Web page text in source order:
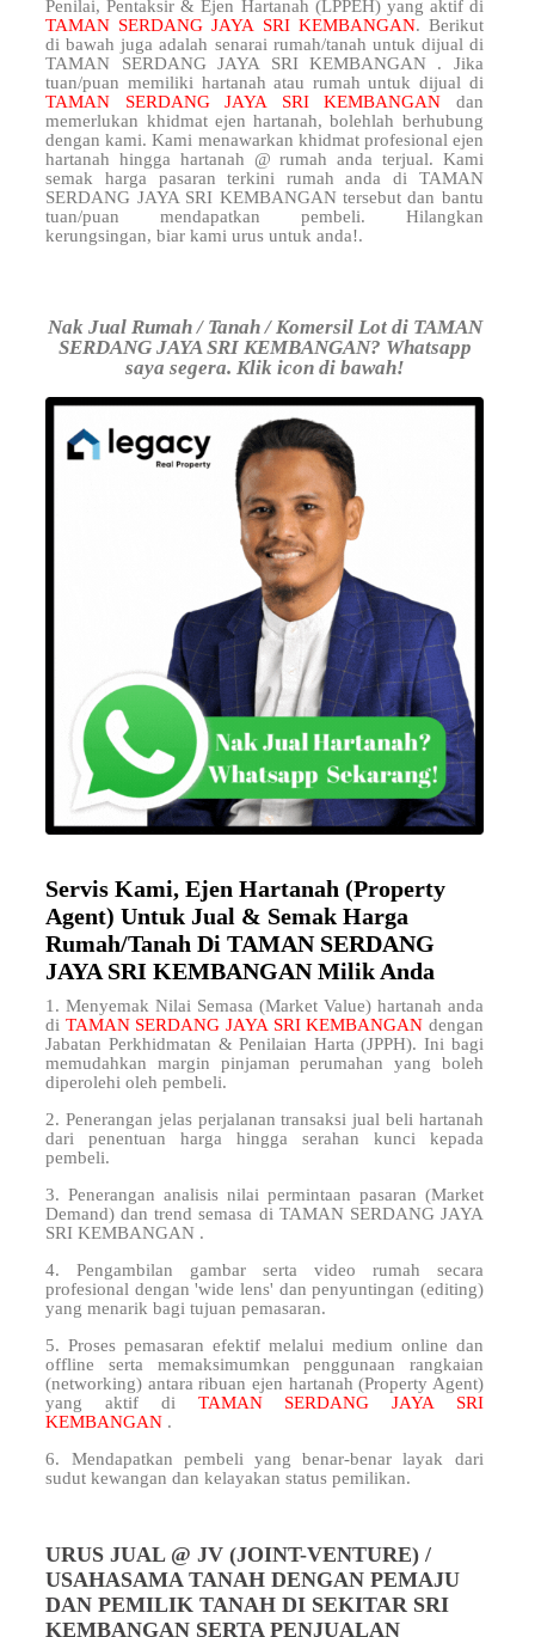
Penilai, Pentaksir & Ejen Hartanah (LPPEH) yang aktif di
TAMAN SERDANG JAYA SRI KEMBANGAN. Berikut
di bawah juga adalah senarai rumah/tanah untuk dijual di
TAMAN SERDANG JAYA SRI KEMBANGAN . Jika
tuan/puan memiliki hartanah atau rumah untuk dijual di
TAMAN SERDANG JAYA SRI KEMBANGAN dan
memerlukan khidmat ejen hartanah, bolehlah berhubung
dengan kami. Kami menawarkan khidmat profesional ejen
hartanah hingga hartanah @ rumah anda terjual. Kami
semak harga pasaran terkini rumah anda di TAMAN
SERDANG JAYA SRI KEMBANGAN tersebut dan bantu
tuan/puan mendapatkan pembeli. Hilangkan
kerungsingan, biar kami urus untuk anda!.
Nak Jual Rumah / Tanah / Komersil Lot di TAMAN
SERDANG JAYA SRI KEMBANGAN? Whatsapp
saya segera. Klik icon di bawah!
Servis Kami, Ejen Hartanah (Property
Agent) Untuk Jual & Semak Harga
Rumah/Tanah Di TAMAN SERDANG
JAYA SRI KEMBANGAN Milik Anda
1. Menyemak Nilai Semasa (Market Value) hartanah anda
di TAMAN SERDANG JAYA SRI KEMBANGAN dengan
Jabatan Perkhidmatan & Penilaian Harta (JPPH). Ini bagi
memudahkan margin pinjaman perumahan yang boleh
diperolehi oleh pembeli.
2. Penerangan jelas perjalanan transaksi jual beli hartanah
dari penentuan harga hingga serahan kunci kepada
pembeli.
3. Penerangan analisis nilai permintaan pasaran (Market
Demand) dan trend semasa di TAMAN SERDANG JAYA
SRI KEMBANGAN .
4. Pengambilan gambar serta video rumah secara
profesional dengan 'wide lens' dan penyuntingan (editing)
yang menarik bagi tujuan pemasaran.
5. Proses pemasaran efektif melalui medium online dan
offline serta memaksimumkan penggunaan rangkaian
(networking) antara ribuan ejen hartanah (Property Agent)
yang aktif di TAMAN SERDANG JAYA SRI
KEMBANGAN .
6. Mendapatkan pembeli yang benar-benar layak dari
sudut kewangan dan kelayakan status pemilikan.
URUS JUAL @ JV (JOINT-VENTURE) /
USAHASAMA TANAH DENGAN PEMAJU
DAN PEMILIK TANAH DI SEKITAR SRI
KEMBANGAN SERTA PENJUALAN